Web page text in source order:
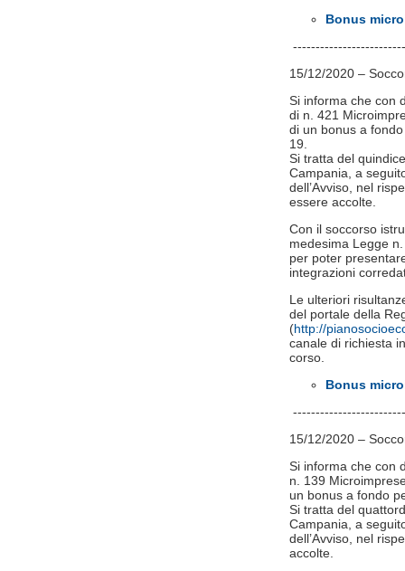
Bonus
15/12/2020 –
Si informa che con
di n. 421
di un bonus a
19.
Si tratta del
Campania, a
dell’Avviso, nel
essere accolte.
Con il soccorso
medesima Legge
per poter
integrazioni
Le ulteriori
del portale della
(http://
canale di richiesta
corso.
Bonus
15/12/2020 –
Si informa che con
n. 139
un bonus a fondo
Si tratta del
Campania, a
dell’Avviso, nel
accolte.